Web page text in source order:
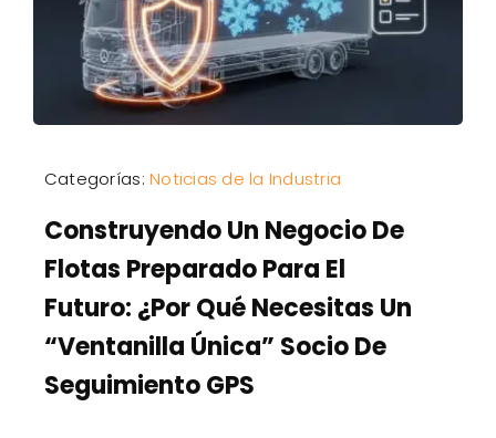
Categorías:Noticias de la Industria
Construyendo Un Negocio De
Flotas Preparado Para El
Futuro: ¿Por Qué Necesitas Un
“Ventanilla Única” Socio De
Seguimiento GPS